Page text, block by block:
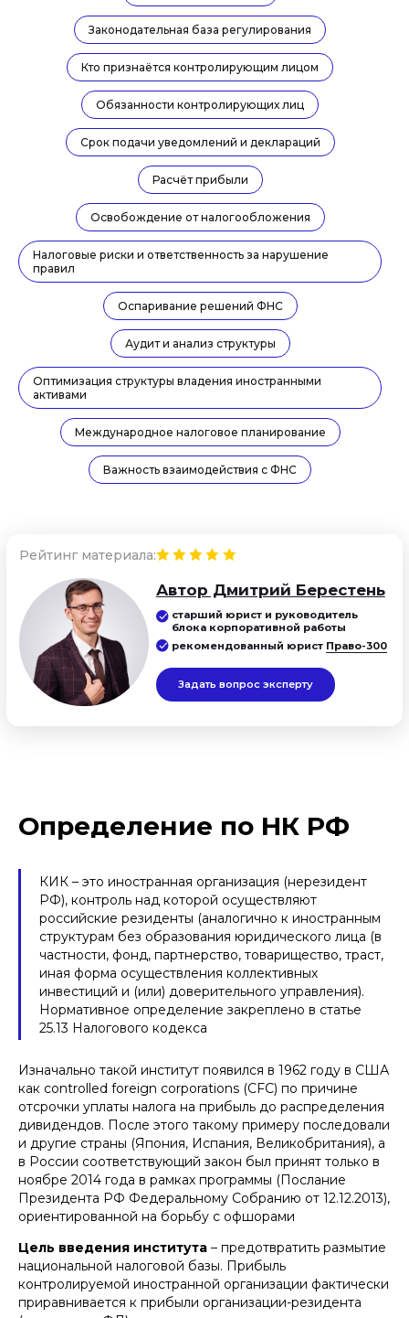
Законодательная база регулирования
Кто признаётся контролирующим лицом
Обязанности контролирующих лиц
Срок подачи уведомлений и деклараций
Расчёт прибыли
Освобождение от налогообложения
Налоговые риски и ответственность за нарушение
правил
Оспаривание решений ФНС
Аудит и анализ структуры
Оптимизация структуры владения иностранными
активами
Международное налоговое планирование
Важность взаимодействия с ФНС
Автор Дмитрий Берестень
старший юрист и руководитель
блока корпоративной работы
рекомендованный юристПраво-300
Определение по НК РФ
КИК – это иностранная организация (нерезидент
РФ), контроль над которой осуществляют
российские резиденты (аналогично к иностранным
структурам без образования юридического лица (в
частности, фонд, партнерство, товарищество, траст,
иная форма осуществления коллективных
инвестиций и (или) доверительного управления).
Нормативное определение закреплено в статье
25.13 Налогового кодекса
Изначально такой институт появился в 1962 году в США
как controlled foreign corporations (CFC) по причине
отсрочки уплаты налога на прибыль до распределения
дивидендов. После этого такому примеру последовали
и другие страны (Япония, Испания, Великобритания), а
в России соответствующий закон был принят только в
ноябре 2014 года в рамках программы (Послание
Президента РФ Федеральному Собранию от 12.12.2013),
ориентированной на борьбу с офшорами
Цель введения института – предотвратить размытие
национальной налоговой базы. Прибыль
контролируемой иностранной организации фактически
приравнивается к прибыли организации-резидента